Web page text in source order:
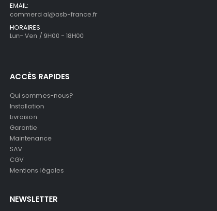
EMAIL:
commercial@asb-france.fr
HORAIRES
Lun- Ven / 9H00 - 18H00
ACCÈS RAPIDES
Qui sommes-nous?
Installation
Livraison
Garantie
Maintenance
SAV
CGV
Mentions légales
NEWSLETTER